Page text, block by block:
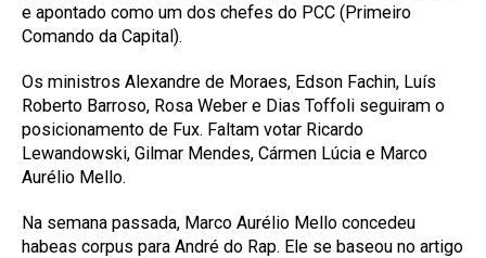
e apontado como um dos chefes do PCC (Primeiro
Comando da Capital).
Os ministros Alexandre de Moraes, Edson Fachin, Luís
Roberto Barroso, Rosa Weber e Dias Toffoli seguiram o
posicionamento de Fux. Faltam votar Ricardo
Lewandowski, Gilmar Mendes, Cármen Lúcia e Marco
Aurélio Mello.
Na semana passada, Marco Aurélio Mello concedeu
habeas corpus para André do Rap. Ele se baseou no artigo